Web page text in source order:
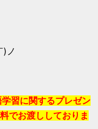
)ノ
習に関するプレゼン
でお渡ししておりま